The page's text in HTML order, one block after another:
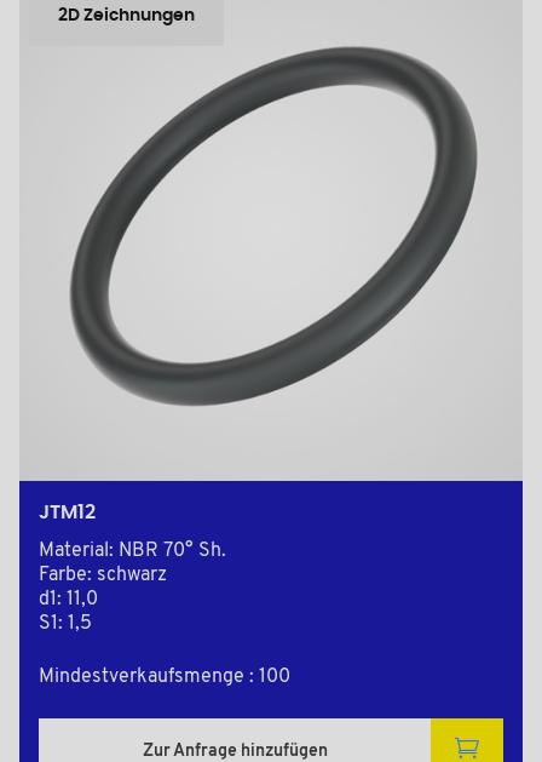
2D Zeichnungen
JTM12
Material: NBR 70° Sh.
Farbe: schwarz
d1: 11,0
S1: 1,5
Mindestverkaufsmenge : 100
Zur Anfrage hinzufügen